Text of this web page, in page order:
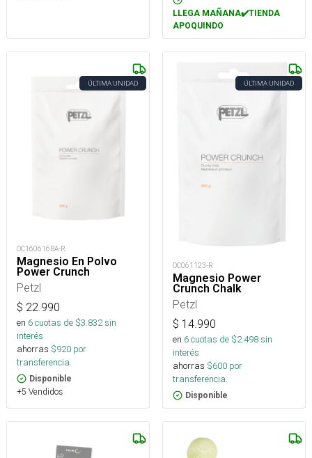
LLEGA MAÑANA✔️TIENDA
APOQUINDO
ÚLTIMA UNIDAD
OC160616BA-R
Magnesio En Polvo
Power Crunch
Petzl
$ 22.990
en 6cuotas de $3.832sin
interés
ahorras $920 por
transferencia.
Disponible
+5 Vendidos
ÚLTIMA UNIDAD
OC061123-R
Magnesio Power
Crunch Chalk
Petzl
$ 14.990
en 6cuotas de $2.498sin
interés
ahorras $600 por
transferencia.
Disponible